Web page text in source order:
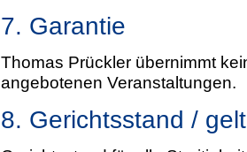
7. Garantie
Thomas Prückler übernimmt
angebotenen Veranstaltungen.
8. Gerichtsstand /